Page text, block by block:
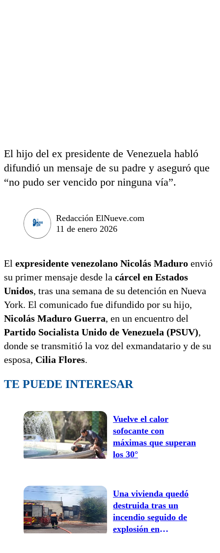
El hijo del ex presidente de Venezuela habló
difundió un mensaje de su padre y aseguró que
“no pudo ser vencido por ninguna vía”.
Redacción ElNueve.com
11 de enero 2026
El expresidente venezolano Nicolás Maduro envió
su primer mensaje desde la cárcel en Estados
Unidos, tras una semana de su detención en Nueva
York. El comunicado fue difundido por su hijo,
Nicolás Maduro Guerra, en un encuentro del
Partido Socialista Unido de Venezuela (PSUV),
donde se transmitió la voz del exmandatario y de su
esposa, Cilia Flores.
TE PUEDE INTERESAR
Vuelve el calor
sofocante con
máximas que superan
los 30°
Una vivienda quedó
destruida tras un
incendio seguido de
explosión en